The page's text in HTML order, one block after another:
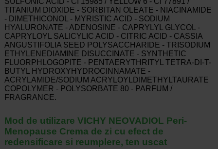
TITANIUM DIOXIDE - SORBITAN OLEATE - NIACINAMIDE
- DIMETHICONOL - MYRISTIC ACID - SODIUM
HYALURONATE - ADENOSINE - CAPRYLYL GLYCOL -
CAPRYLOYL SALICYLIC ACID - CITRIC ACID - CASSIA
ANGUSTIFOLIA SEED POLYSACCHARIDE - TRISODIUM
ETHYLENEDIAMINE DISUCCINATE - SYNTHETIC
FLUORPHLOGOPITE - PENTAERYTHRITYL TETRA-DI-T-
BUTYL HYDROXYHYDROCINNAMATE -
ACRYLAMIDE/SODIUM ACRYLOYLDIMETHYLTAURATE
COPOLYMER - POLYSORBATE 80 - PARFUM /
FRAGRANCE.
Mod de utilizare VICHY NEOVADIOL Peri-
Menopause Crema de zi cu efect de
redensificare si reumplere, ten uscat